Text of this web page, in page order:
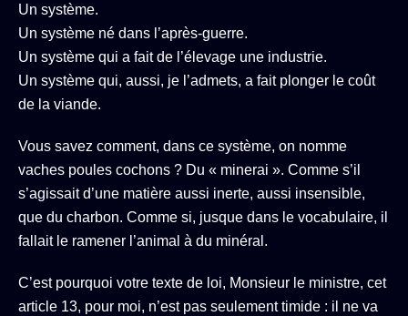
Un système.
Un système né dans l’après-guerre.
Un système qui a fait de l’élevage une industrie.
Un système qui, aussi, je l’admets, a fait plonger le coût
de la viande.
Vous savez comment, dans ce système, on nomme
vaches poules cochons ? Du « minerai ». Comme s’il
s’agissait d’une matière aussi inerte, aussi insensible,
que du charbon. Comme si, jusque dans le vocabulaire, il
fallait le ramener l’animal à du minéral.
C’est pourquoi votre texte de loi, Monsieur le ministre, cet
article 13, pour moi, n’est pas seulement timide : il ne va